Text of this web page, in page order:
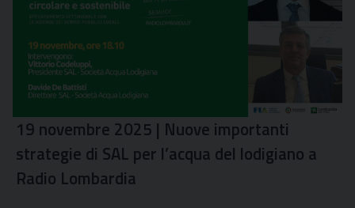
19 novembre 2025 | Nuove importanti
strategie di SAL per l’acqua del lodigiano a
Radio Lombardia